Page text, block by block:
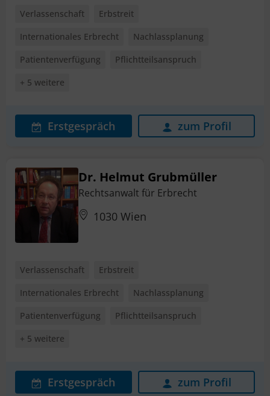
Verlassenschaft
Erbstreit
Internationales Erbrecht
Nachlassplanung
Patientenverfügung
Pflichtteilsanspruch
+ 5 weitere
Erstgespräch zum Profil
Dr. Helmut Grubmüller
Rechtsanwalt für Erbrecht
1030 Wien
Verlassenschaft
Erbstreit
Internationales Erbrecht
Nachlassplanung
Patientenverfügung
Pflichtteilsanspruch
+ 5 weitere
Erstgespräch zum Profil